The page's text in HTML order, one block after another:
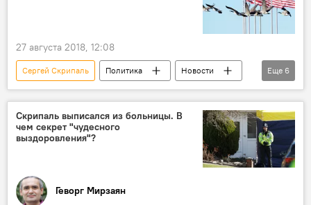
27 августа 2018, 12:08
Сергей Скрипаль Политика
Новости
В мире
Санкции в отношении России
Ситуация вокруг "дела Скрипаля"
США
санкции
Россия
Еще 6
Скрипаль выписался из больницы. В
чем секрет "чудесного
выздоровления"?
Геворг Мирзаян